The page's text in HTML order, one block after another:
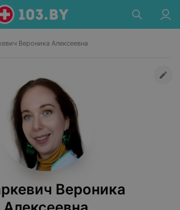
Вероника Алексеевна
Вероника